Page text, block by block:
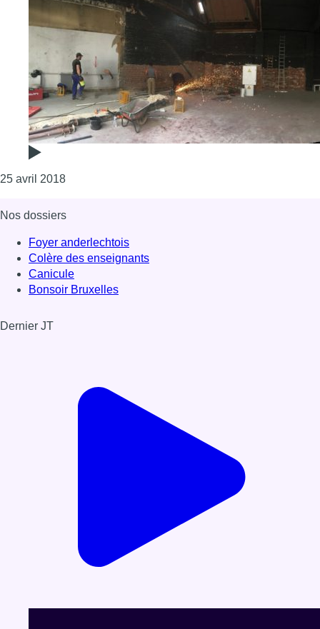
25 avril 2018Consulter l'article "Le théâtre du Rideau de
Nos dossiers
Foyer anderlechtois
Colère des enseignants
Canicule
Bonsoir Bruxelles
Dernier JT